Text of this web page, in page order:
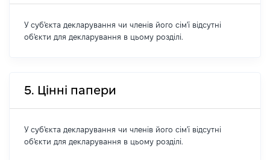
У суб'єкта декларування чи членів його сім'ї відсутні
об'єкти для декларування в цьому розділі.
5. Цінні папери
У суб'єкта декларування чи членів його сім'ї відсутні
об'єкти для декларування в цьому розділі.